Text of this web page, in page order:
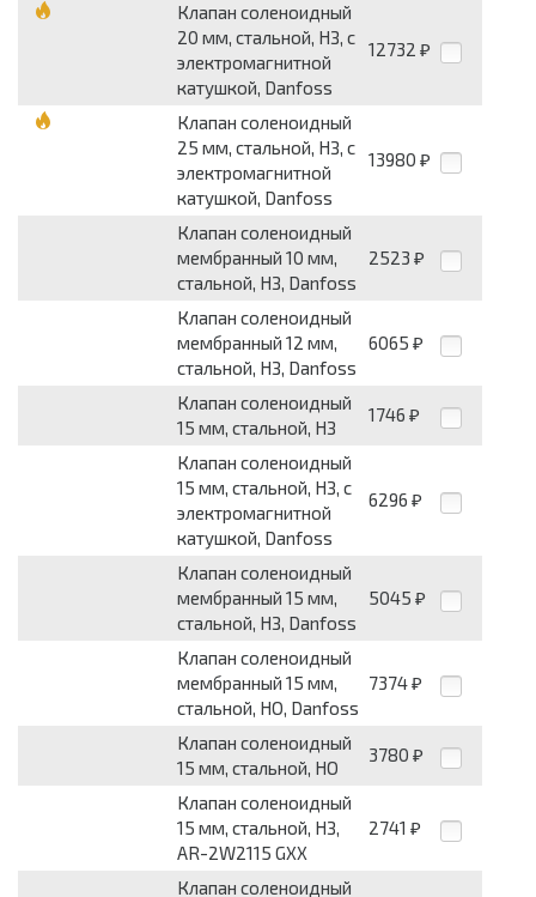
Клапан соленоидный
20 мм, стальной, НЗ, с
электромагнитной
катушкой, Danfoss
12732 ₽
Клапан соленоидный
25 мм, стальной, НЗ, с
электромагнитной
катушкой, Danfoss
13980 ₽
Клапан соленоидный
мембранный 10 мм,
стальной, НЗ, Danfoss
2523 ₽
Клапан соленоидный
мембранный 12 мм,
стальной, НЗ, Danfoss
6065 ₽
Клапан соленоидный
15 мм, стальной, НЗ
1746 ₽
Клапан соленоидный
15 мм, стальной, НЗ, с
электромагнитной
катушкой, Danfoss
6296 ₽
Клапан соленоидный
мембранный 15 мм,
стальной, НЗ, Danfoss
5045 ₽
Клапан соленоидный
мембранный 15 мм,
стальной, НО, Danfoss
7374 ₽
Клапан соленоидный
15 мм, стальной, НО
3780 ₽
Клапан соленоидный
15 мм, стальной, НЗ,
AR-2W2115 GXX
2741 ₽
Клапан соленоидный